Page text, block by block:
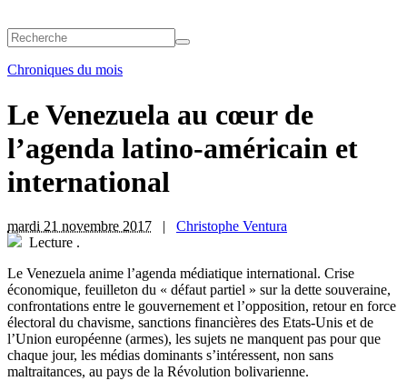
Chroniques du mois
Le Venezuela au cœur de
l’agenda latino-américain et
international
mardi 21 novembre 2017 | Christophe Ventura
Lecture .
Le Venezuela anime l’agenda médiatique international. Crise
économique, feuilleton du « défaut partiel » sur la dette souveraine,
confrontations entre le gouvernement et l’opposition, retour en force
électoral du chavisme, sanctions financières des Etats-Unis et de
l’Union européenne (armes), les sujets ne manquent pas pour que
chaque jour, les médias dominants s’intéressent, non sans
maltraitances, au pays de la Révolution bolivarienne.